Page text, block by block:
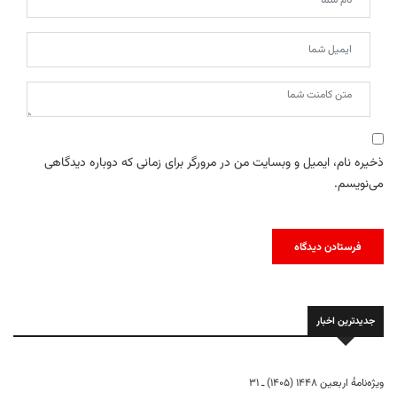
ذخیره نام، ایمیل و وبسایت من در مرورگر برای زمانی که دوباره دیدگاهی
می‌نویسم.
جدیدترین اخبار
ویژه‌نامهٔ اربعین ۱۴۴۸ (۱۴۰۵) ـ ۳۱